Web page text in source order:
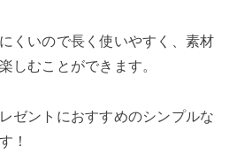
検索する
くいので長く使いやすく、素材
しむことができます。
ゼントにおすすめのシンプルな
！